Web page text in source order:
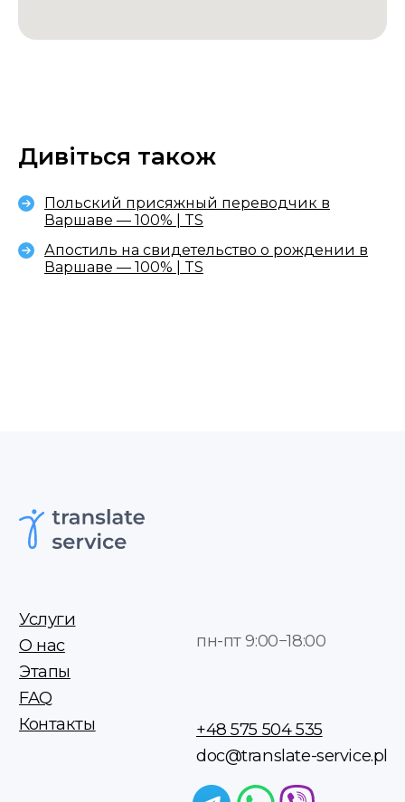
Дивіться також
Польский присяжный переводчик в
Варшаве — 100% | TS
Апостиль на свидетельство о рождении в
Варшаве — 100% | TS